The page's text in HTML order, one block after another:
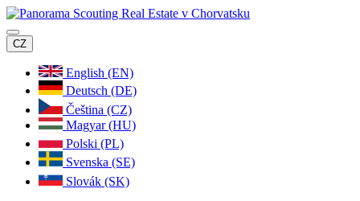
CZ
English (EN)
Deutsch (DE)
Čeština (CZ)
Magyar (HU)
Polski (PL)
Svenska (SE)
Slovák (SK)